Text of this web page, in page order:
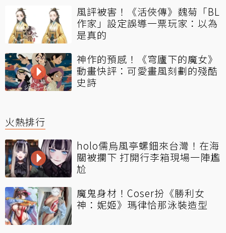
風評被害！《活俠傳》魏菊「BL
作家」設定誤導一票玩家：以為
是真的
神作的預感！《穹廬下的魔女》
動畫快評：可愛畫風刻劃的殘酷
史詩
火熱排行
holo儒烏風亭螺鈿來台灣！在海
關被攔下 打開行李箱現場一陣尷
尬
魔鬼身材！Coser扮《勝利女
神：妮姬》瑪律恰那泳裝造型